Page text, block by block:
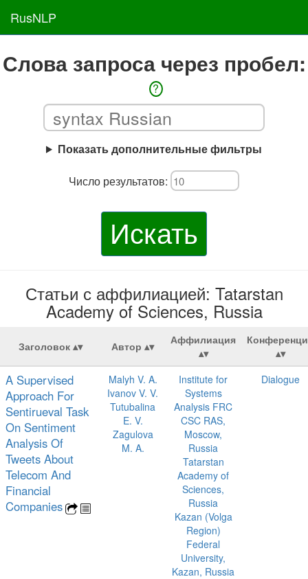
RusNLP
Слова запроса через пробел:
?
Показать дополнительные фильтры
Число результатов:
Искать
Статьи с аффилиацией: Tatarstan
Academy of Sciences, Russia
Заголовок Автор Аффилиация
A Supervised
Approach For
Sentirueval Task
On Sentiment
Analysis Of
Tweets About
Telecom And
Financial
Companies
Malyh V. A.
Ivanov V. V.
Tutubalina
E. V.
Zagulova
M. A.
Institute for
Systems
Analysis FRC
CSC RAS,
Moscow,
Russia
Tatarstan
Academy of
Sciences,
Russia
Kazan (Volga
Region)
Federal
University,
Kazan, Russia
Dialogue